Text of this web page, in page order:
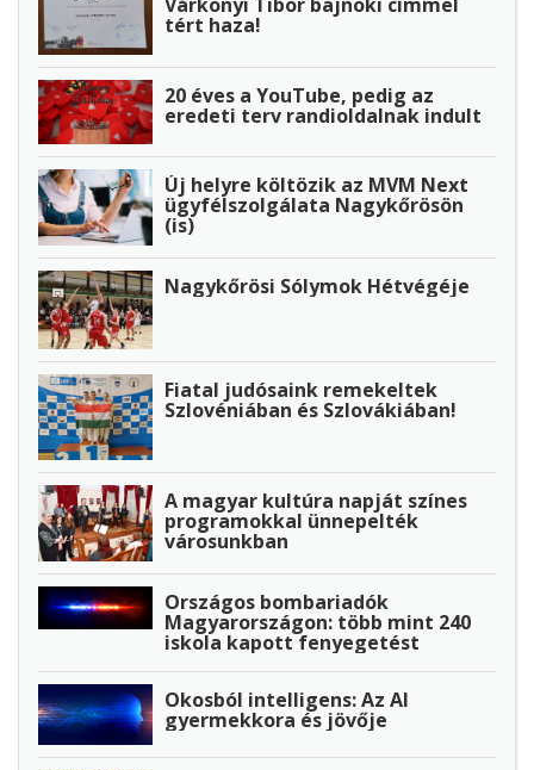
tért haza!
20 éves a YouTube, pedig az
eredeti terv randioldalnak indult
Új helyre költözik az MVM Next
ügyfélszolgálata Nagykőrösön
(is)
Nagykőrösi Sólymok Hétvégéje
Fiatal judósaink remekeltek
Szlovéniában és Szlovákiában!
A magyar kultúra napját színes
programokkal ünnepelték
városunkban
Országos bombariadók
Magyarországon: több mint 240
iskola kapott fenyegetést
Okosból intelligens: Az AI
gyermekkora és jövője